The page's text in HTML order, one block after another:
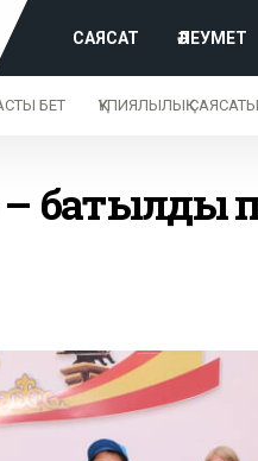
САЯСАТ ӘЛЕУМЕТ
БЕТ ҚҰПИЯЛЫЛЫҚ САЯСАТЫ
батылдық